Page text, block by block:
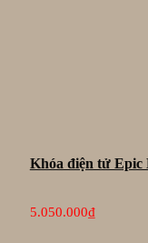
Khóa điện tử Epic
5.050.000₫